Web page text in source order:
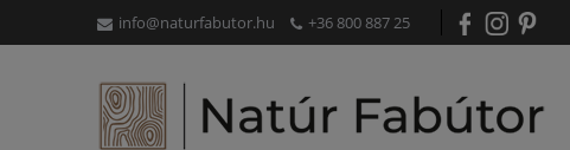
info@naturfabutor.hu +36 800 887 25